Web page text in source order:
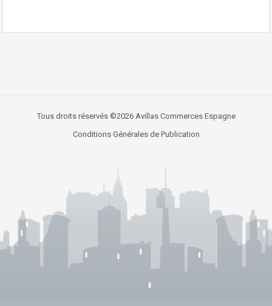
Tous droits réservés ©2026 Avillas Commerces Espagne
Conditions Générales de Publication